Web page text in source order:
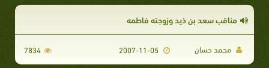
مناقب سعد بن ذيد وزوجته فاطمه
محمد حسان 7834